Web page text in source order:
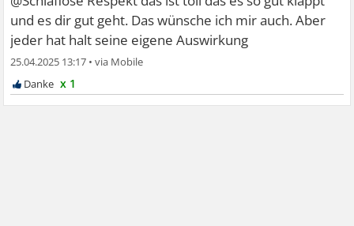
und es dir gut geht. Das wünsche ich mir auch. Aber
jeder hat halt seine eigene Auswirkung
25.04.2025 13:17 •
x 1